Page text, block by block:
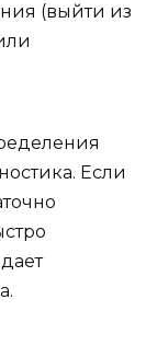
(выйти из
Если